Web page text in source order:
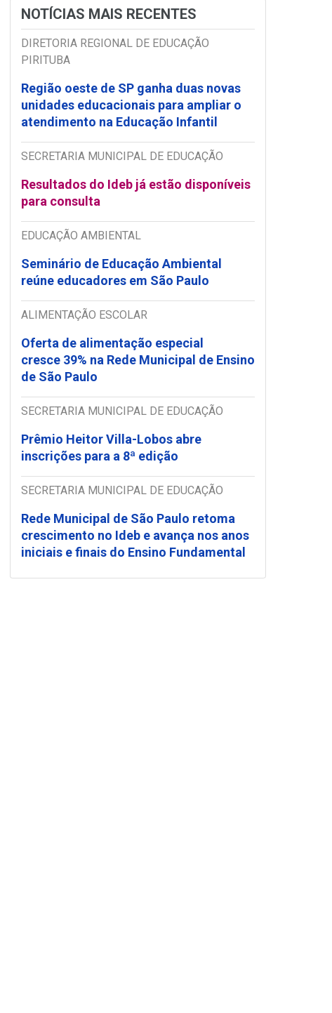
NOTÍCIAS MAIS RECENTES
DIRETORIA REGIONAL DE EDUCAÇÃO
PIRITUBA
Região oeste de SP ganha duas novas
unidades educacionais para ampliar o
atendimento na Educação Infantil
SECRETARIA MUNICIPAL DE EDUCAÇÃO
Resultados do Ideb já estão disponíveis
para consulta
EDUCAÇÃO AMBIENTAL
Seminário de Educação Ambiental
reúne educadores em São Paulo
ALIMENTAÇÃO ESCOLAR
Oferta de alimentação especial
cresce 39% na Rede Municipal de Ensino
de São Paulo
SECRETARIA MUNICIPAL DE EDUCAÇÃO
Prêmio Heitor Villa-Lobos abre
inscrições para a 8ª edição
SECRETARIA MUNICIPAL DE EDUCAÇÃO
Rede Municipal de São Paulo retoma
crescimento no Ideb e avança nos anos
iniciais e finais do Ensino Fundamental